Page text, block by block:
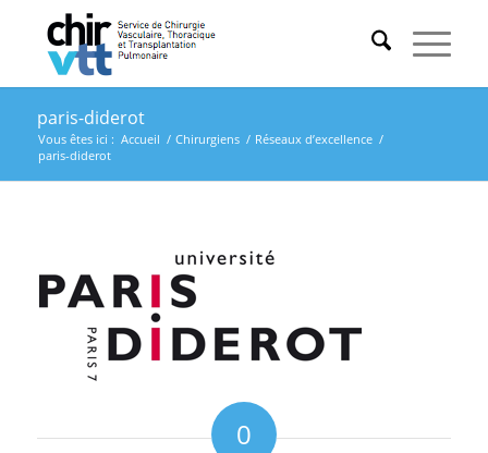
paris-diderot
Vous êtes ici : Accueil / Chirurgiens / Réseaux d’excellence /
paris-diderot
0